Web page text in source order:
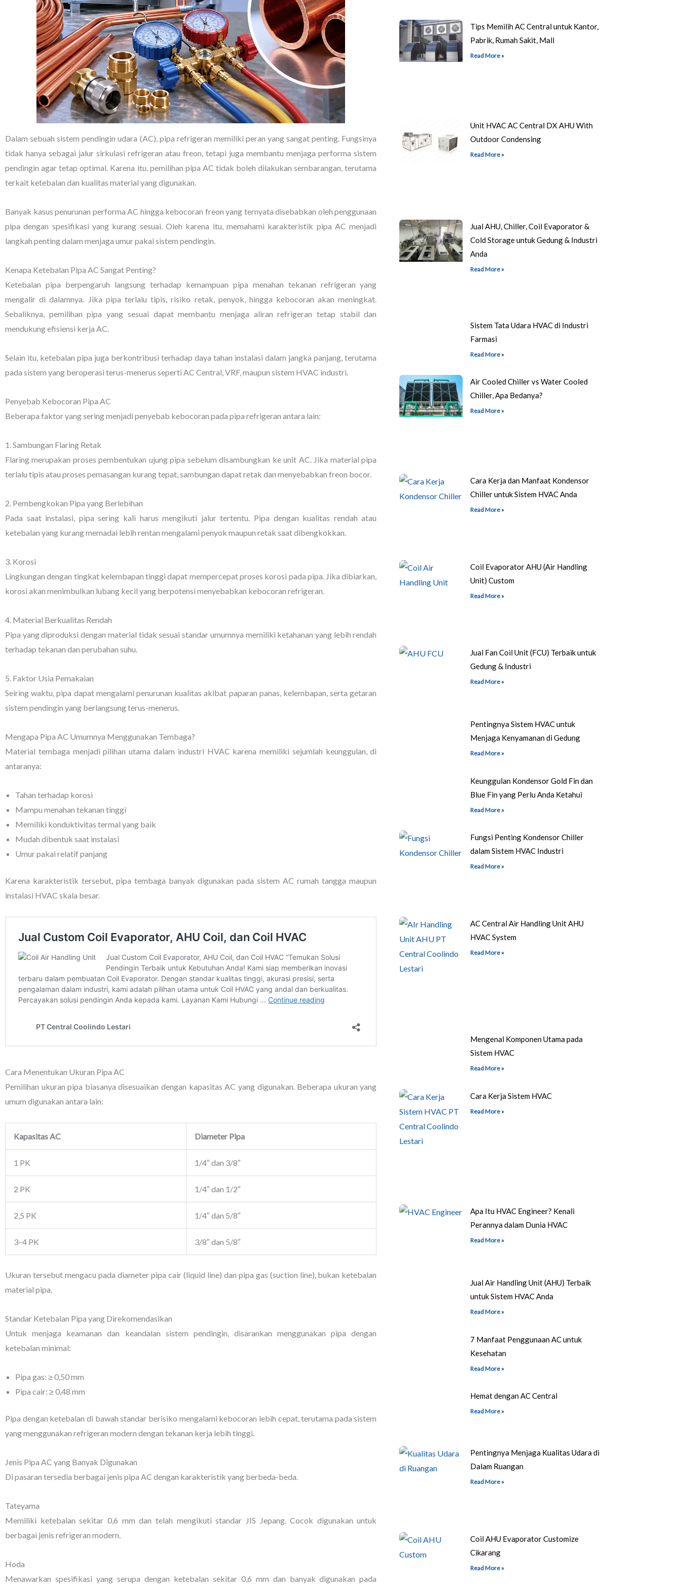
Dalam sebuah sistem pendingin udara (AC), pipa refrigeran memiliki peran yang sangat penting. Fungsinya
tidak hanya sebagai jalur sirkulasi refrigeran atau freon, tetapi juga membantu menjaga performa sistem
pendingin agar tetap optimal. Karena itu, pemilihan pipa AC tidak boleh dilakukan sembarangan, terutama
terkait ketebalan dan kualitas material yang digunakan.
Banyak kasus penurunan performa AC hingga kebocoran freon yang ternyata disebabkan oleh penggunaan
pipa dengan spesifikasi yang kurang sesuai. Oleh karena itu, memahami karakteristik pipa AC menjadi
langkah penting dalam menjaga umur pakai sistem pendingin.
Kenapa Ketebalan Pipa AC Sangat Penting?
Ketebalan pipa berpengaruh langsung terhadap kemampuan pipa menahan tekanan refrigeran yang
mengalir di dalamnya. Jika pipa terlalu tipis, risiko retak, penyok, hingga kebocoran akan meningkat.
Sebaliknya, pemilihan pipa yang sesuai dapat membantu menjaga aliran refrigeran tetap stabil dan
mendukung efisiensi kerja AC.
Selain itu, ketebalan pipa juga berkontribusi terhadap daya tahan instalasi dalam jangka panjang, terutama
pada sistem yang beroperasi terus-menerus seperti AC Central, VRF, maupun sistem HVAC industri.
Penyebab Kebocoran Pipa AC
Beberapa faktor yang sering menjadi penyebab kebocoran pada pipa refrigeran antara lain:
1. Sambungan Flaring Retak
Flaring merupakan proses pembentukan ujung pipa sebelum disambungkan ke unit AC. Jika material pipa
terlalu tipis atau proses pemasangan kurang tepat, sambungan dapat retak dan menyebabkan freon bocor.
2. Pembengkokan Pipa yang Berlebihan
Pada saat instalasi, pipa sering kali harus mengikuti jalur tertentu. Pipa dengan kualitas rendah atau
ketebalan yang kurang memadai lebih rentan mengalami penyok maupun retak saat dibengkokkan.
3. Korosi
Lingkungan dengan tingkat kelembapan tinggi dapat mempercepat proses korosi pada pipa. Jika dibiarkan,
korosi akan menimbulkan lubang kecil yang berpotensi menyebabkan kebocoran refrigeran.
4. Material Berkualitas Rendah
Pipa yang diproduksi dengan material tidak sesuai standar umumnya memiliki ketahanan yang lebih rendah
terhadap tekanan dan perubahan suhu.
5. Faktor Usia Pemakaian
Seiring waktu, pipa dapat mengalami penurunan kualitas akibat paparan panas, kelembapan, serta getaran
sistem pendingin yang berlangsung terus-menerus.
Mengapa Pipa AC Umumnya Menggunakan Tembaga?
Material tembaga menjadi pilihan utama dalam industri HVAC karena memiliki sejumlah keunggulan, di
antaranya:
Tahan terhadap korosi
Mampu menahan tekanan tinggi
Memiliki konduktivitas termal yang baik
Mudah dibentuk saat instalasi
Umur pakai relatif panjang
Karena karakteristik tersebut, pipa tembaga banyak digunakan pada sistem AC rumah tangga maupun
instalasi HVAC skala besar.
Cara Menentukan Ukuran Pipa AC
Pemilihan ukuran pipa biasanya disesuaikan dengan kapasitas AC yang digunakan. Beberapa ukuran yang
umum digunakan antara lain:
Kapasitas AC Diameter Pipa
1 PK 1/4″ dan 3/8″
2 PK 1/4″ dan 1/2″
2,5 PK 1/4″ dan 5/8″
3–4 PK 3/8″ dan 5/8″
Ukuran tersebut mengacu pada diameter pipa cair (liquid line) dan pipa gas (suction line), bukan ketebalan
material pipa.
Standar Ketebalan Pipa yang Direkomendasikan
Untuk menjaga keamanan dan keandalan sistem pendingin, disarankan menggunakan pipa dengan
ketebalan minimal:
Pipa gas: ≥ 0,50 mm
Pipa cair: ≥ 0,48 mm
Pipa dengan ketebalan di bawah standar berisiko mengalami kebocoran lebih cepat, terutama pada sistem
yang menggunakan refrigeran modern dengan tekanan kerja lebih tinggi.
Jenis Pipa AC yang Banyak Digunakan
Di pasaran tersedia berbagai jenis pipa AC dengan karakteristik yang berbeda-beda.
Tateyama
Memiliki ketebalan sekitar 0,6 mm dan telah mengikuti standar JIS Jepang. Cocok digunakan untuk
berbagai jenis refrigeran modern.
Hoda
Menawarkan spesifikasi yang serupa dengan ketebalan sekitar 0,6 mm dan banyak digunakan pada
Tips Memilih AC Central untuk Kantor,
Pabrik, Rumah Sakit, Mall
Read More »
Unit HVAC AC Central DX AHU With
Outdoor Condensing
Read More »
Jual AHU, Chiller, Coil Evaporator &
Cold Storage untuk Gedung & Industri
Anda
Read More »
Sistem Tata Udara HVAC di Industri
Farmasi
Read More »
Air Cooled Chiller vs Water Cooled
Chiller, Apa Bedanya?
Read More »
Cara Kerja dan Manfaat Kondensor
Chiller untuk Sistem HVAC Anda
Read More »
Coil Evaporator AHU (Air Handling
Unit) Custom
Read More »
Jual Fan Coil Unit (FCU) Terbaik untuk
Gedung & Industri
Read More »
Pentingnya Sistem HVAC untuk
Menjaga Kenyamanan di Gedung
Read More »
Keunggulan Kondensor Gold Fin dan
Blue Fin yang Perlu Anda Ketahui
Read More »
Fungsi Penting Kondensor Chiller
dalam Sistem HVAC Industri
Read More »
AC Central Air Handling Unit AHU
HVAC System
Read More »
Mengenal Komponen Utama pada
Sistem HVAC
Read More »
Cara Kerja Sistem HVAC
Read More »
Apa Itu HVAC Engineer? Kenali
Perannya dalam Dunia HVAC
Read More »
Jual Air Handling Unit (AHU) Terbaik
untuk Sistem HVAC Anda
Read More »
7 Manfaat Penggunaan AC untuk
Kesehatan
Read More »
Hemat dengan AC Central
Read More »
Pentingnya Menjaga Kualitas Udara di
Dalam Ruangan
Read More »
Coil AHU Evaporator Customize
Cikarang
Read More »